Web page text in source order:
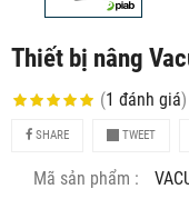
Thiết bị nâng
(1 đánh giá)
SHARE TWEET
Mã sản phẩm :